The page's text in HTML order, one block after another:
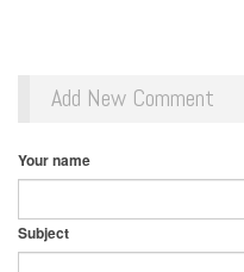
Add New Comment
Your name
Subject